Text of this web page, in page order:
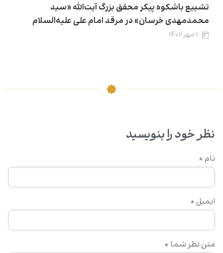
تشییع باشکوه پیکر محقق بزرگ آیت‌الله «سید
محمدمهدی خرسان» در مرقد امام علی علیه‌السلام
۱ مهر ۱۴۰۲
نظر خود را بنویسید
متن نظر شما *
نام *
ایمیل *